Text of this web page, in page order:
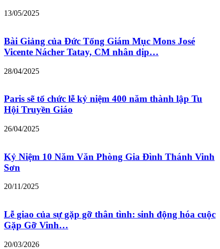
13/05/2025
Bài Giảng của Đức Tổng Giám Mục Mons José
Vicente Nácher Tatay, CM nhân dịp…
28/04/2025
Paris sẽ tổ chức lễ kỷ niệm 400 năm thành lập Tu
Hội Truyền Giáo
26/04/2025
Kỷ Niệm 10 Năm Văn Phòng Gia Đình Thánh Vinh
Sơn
20/11/2025
Lễ giao của sự gặp gỡ thân tình: sinh động hóa cuộc
Gặp Gỡ Vinh…
20/03/2026